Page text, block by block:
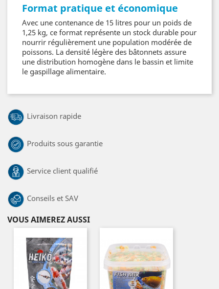
Format pratique et économique
Avec une contenance de 15 litres pour un poids de
1,25 kg, ce format représente un stock durable pour
nourrir régulièrement une population modérée de
poissons. La densité légère des bâtonnets assure
une distribution homogène dans le bassin et limite
le gaspillage alimentaire.
Livraison rapide
Produits sous garantie
Service client qualifié
Conseils et SAV
VOUS AIMEREZ AUSSI